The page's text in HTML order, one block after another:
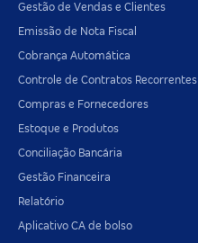
Gestão de Vendas e Clientes
Emissão de Nota Fiscal
Cobrança Automática
Controle de Contratos Recorrentes
Compras e Fornecedores
Estoque e Produtos
Conciliação Bancária
Gestão Financeira
Relatório
Aplicativo CA de bolso